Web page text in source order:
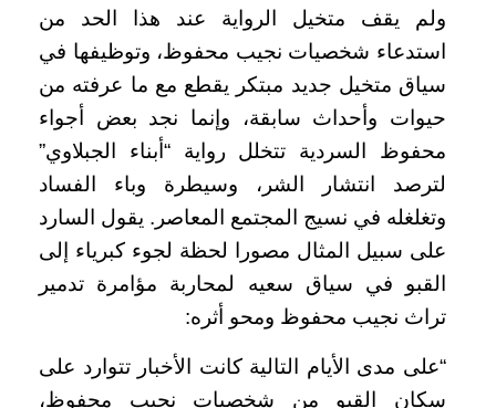
ولم يقف متخيل الرواية عند هذا الحد من
استدعاء شخصيات نجيب محفوظ، وتوظيفها في
سياق متخيل جديد مبتكر يقطع مع ما عرفته من
حيوات وأحداث سابقة، وإنما نجد بعض أجواء
محفوظ السردية تتخلل رواية “أبناء الجبلاوي”
لترصد انتشار الشر، وسيطرة وباء الفساد
وتغلغله في نسيج المجتمع المعاصر. يقول السارد
على سبيل المثال مصورا لحظة لجوء كبرياء إلى
القبو في سياق سعيه لمحاربة مؤامرة تدمير
تراث نجيب محفوظ ومحو أثره:
“على مدى الأيام التالية كانت الأخبار تتوارد على
سكان القبو من شخصيات نجيب محفوظ،